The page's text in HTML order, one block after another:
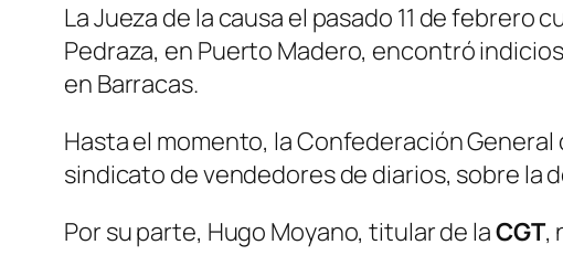
La Jueza de la causa el pasado 11 de
Pedraza, en Puerto Madero, encontró
en Barracas.
Hasta el momento, la Confederación General
sindicato de vendedores de diarios, sobre la
Por su parte, Hugo Moyano, titular de laCGT,